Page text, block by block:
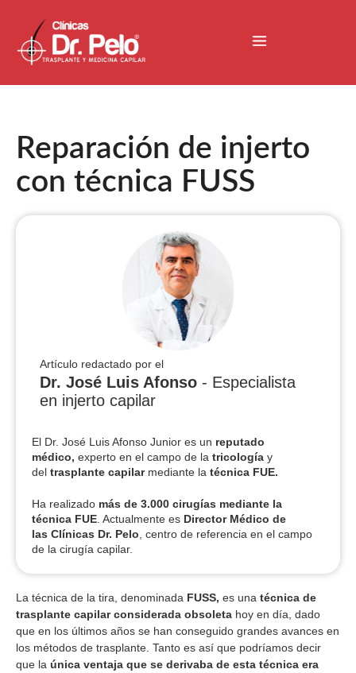
Reparación de injerto
con técnica FUSS
Artículo redactado por el
Dr. José Luis Afonso - Especialista
en injerto capilar
El Dr. José Luis Afonso Junior es un reputado
médico, experto en el campo de la tricología y
del trasplante capilar mediante la técnica FUE.
Ha realizado más de 3.000 cirugías mediante la
técnica FUE . Actualmente es Director Médico de
las Clínicas Dr. Pelo , centro de referencia en el campo
de la cirugía capilar.
La técnica de la tira, denominada FUSS, es una técnica de
trasplante capilar considerada obsoleta hoy en día, dado
que en los últimos años se han conseguido grandes avances en
los métodos de trasplante. Tanto es así que podríamos decir
que la única ventaja que se derivaba de esta técnica era